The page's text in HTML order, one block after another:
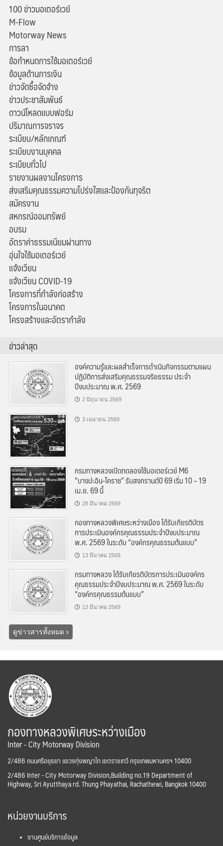
100 ข่าวมอเตอร์เวย์
M-Flow
Motorway News
การลา
ข้อกำหนดการใช้มอเตอร์เวย์
ข้อมูลด้านการเงิน
ข่าวจัดซื้อจัดจ้าง
ข่าวประชาสัมพันธ์
ดาวน์โหลดแบบฟอร์ม
ปริมาณการจราจร
ระเบียบ/หลักเกณฑ์
ระเบียบงานบุคคล
ระเบียบทั่วไป
รายงานผลงานโครงการ
ส่งเสริมคุณธรรมความโปร่งใสและป้องกันทุจริต
สมัครงาน
สหกรณ์ออมทรัพย์
อบรม
อัตราค่าธรรมเนียมผ่านทาง
อุ่นใจใช้มอเตอร์เวย์
แจ้งเวียน
แจ้งเวียน COVID-19
โครงการที่กำลังก่อสร้าง
โครงการในอนาคต
โครงสร้างและอัตรากำลัง
ข่าวล่าสุด
องค์ความรู้และผลสำเร็จการดำเนินกิจกรรมตามแผน
ปฏิบัติการส่งเสริมคุณธรรมจริยธรรม ประจำ
ปีงบประมาณ พ.ศ. 2569
2 มิถุนายน 2569
3 เมษายน 2569
กรมทางหลวงเปิดทดลองใช้มอเตอร์เวย์ M6
“บางปะอิน-โคราช” รับสงกรานต์ปี 69 เริ่ม 10 – 19
เม.ย. 69 นี้
28 มีนาคม 2569
กองทางหลวงพิเศษระหว่างเมือง ได้รับเกียรติบัตร
การประเมินองค์กรคุณธรรมประจำปีงบประมาณ
พ.ศ. 2569 ในระดับ “องค์กรคุณธรรมต้นแบบ”
13 มีนาคม 2569
กรมทางหลวง ได้รับเกียรติบัตรการประเมินองค์กร
คุณธรรมประจำปีงบประมาณ พ.ศ. 2569 ในระดับ
“องค์กรคุณธรรมต้นแบบ”
13 มีนาคม 2569
ดูข่าวสารทั้งหมด
กองทางหลวงพิเศษระหว่างเมือง
Inter - City Motorway Division
2/486 ถนนศรีอยุธยา แขวงทุ่งพญาไท เขตราชเทวี กรุงเทพมหานครฯ 10400
2/486 Inter - City Motorway Division,Building no.19 Department of
Highway, Sri Ayutthaya rd. Thung Phayathai, Rachathewi, Bangkok 10400
หน่วยงานบริการ
งานศูนย์บริการข้อมูล